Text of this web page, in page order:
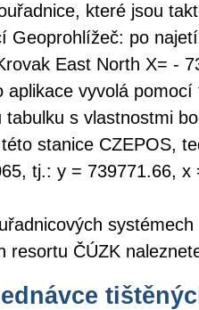
které jsou
Geoprohlížeč: po
East North X= -
aplikace vyvolá
tabulku s vlastnostmi
stanice CZEPOS,
tj.: y = 739771.66, x
resortu ČÚZK